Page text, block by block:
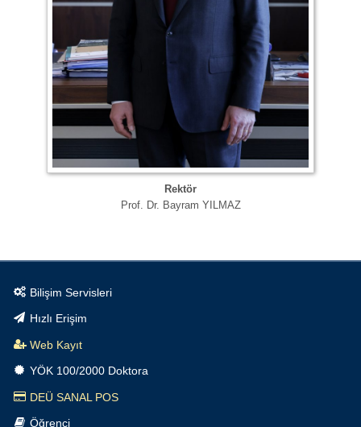
Rektör
Prof. Dr. Bayram YILMAZ
Bilişim Servisleri
Hızlı Erişim
Web Kayıt
YÖK 100/2000 Doktora
DEÜ SANAL POS
Öğrenci